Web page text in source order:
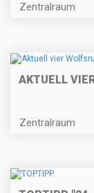
Zentralraum
AKTUELL
Zentralraum